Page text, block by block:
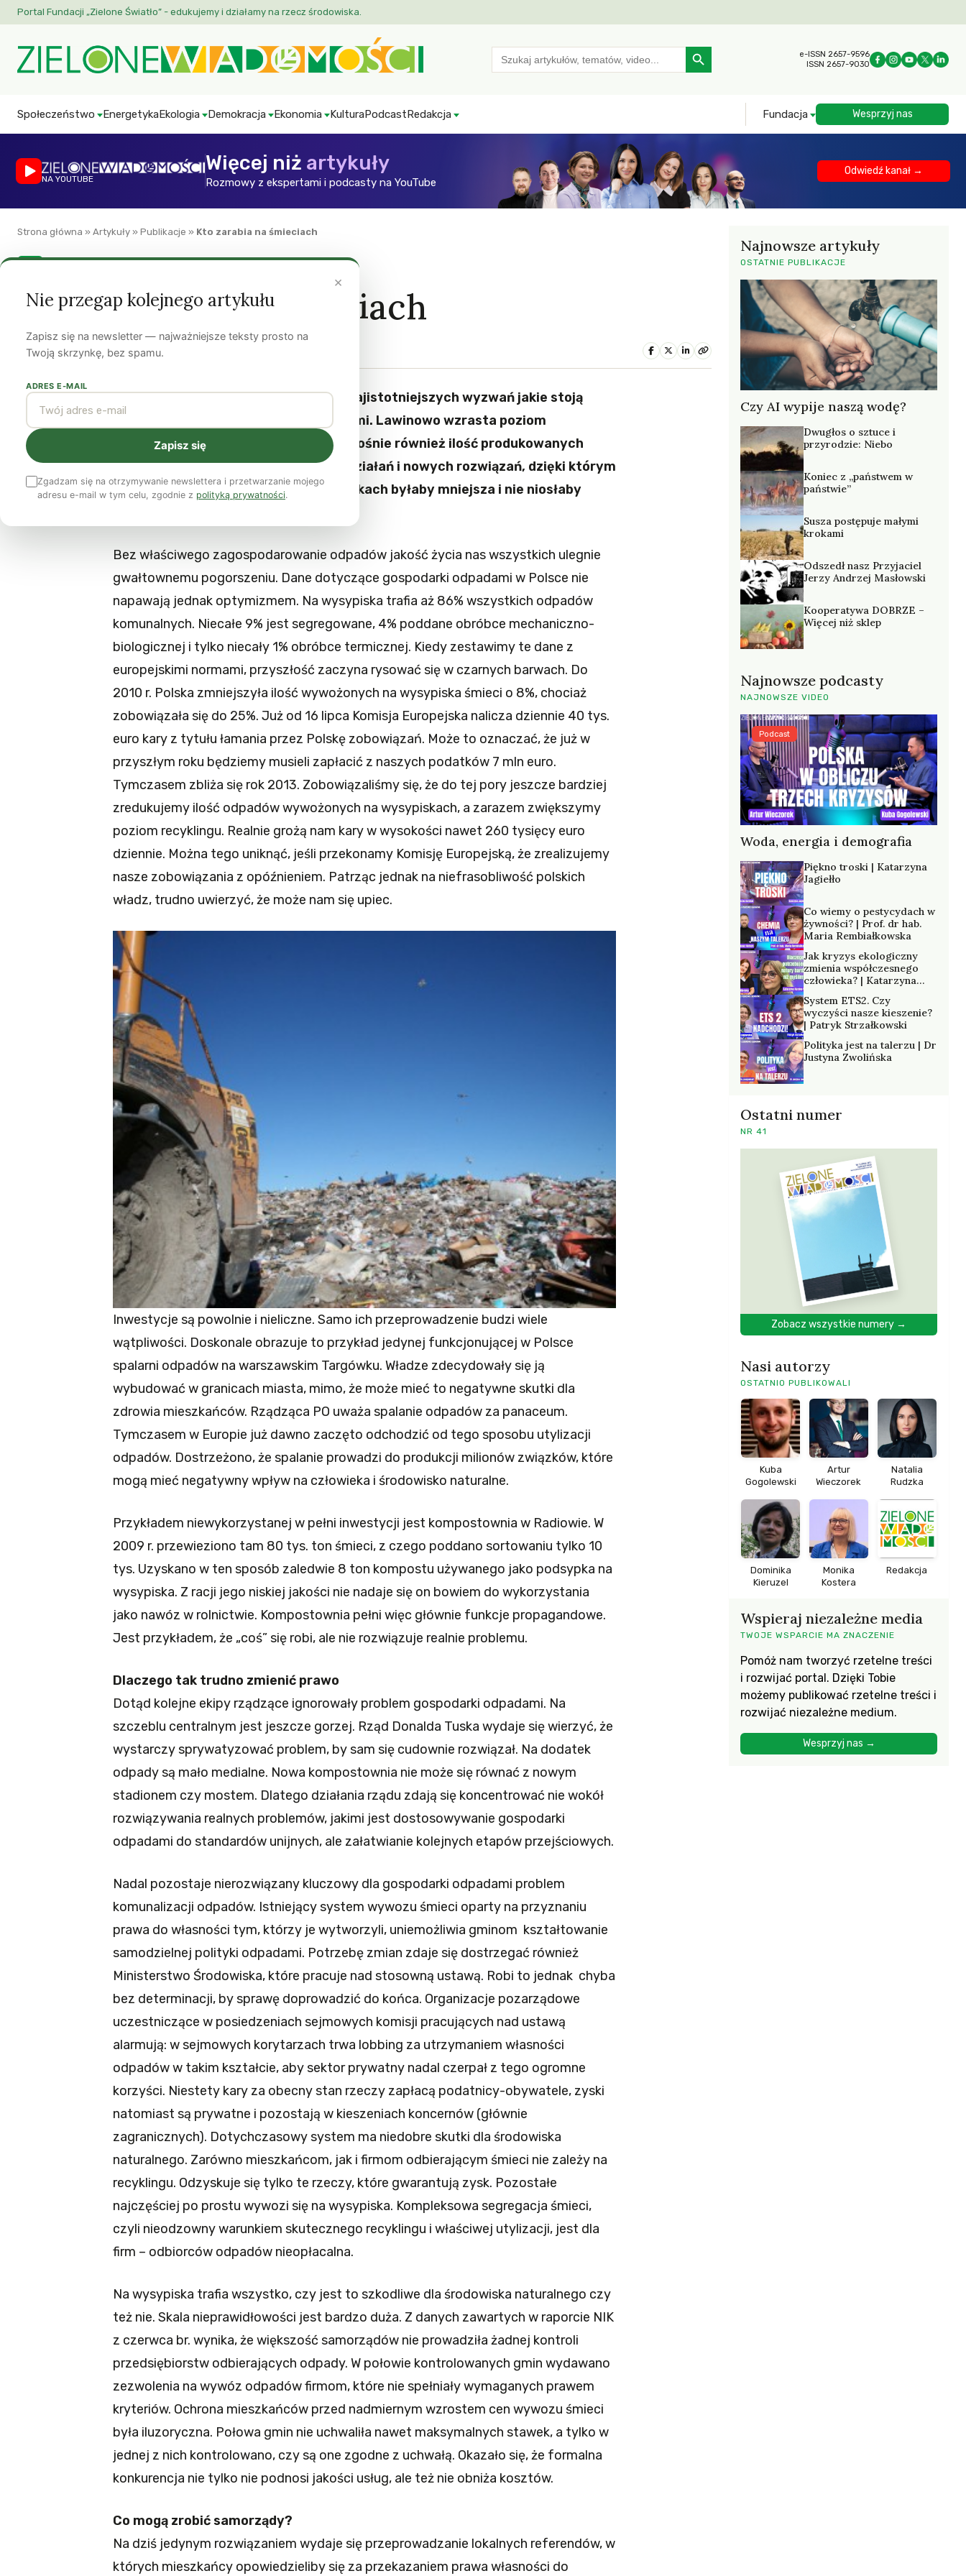
Portal Fundacji „Zielone Światło” - edukujemy i działamy na rzecz środowiska.
Search
for:
Search Button
e-ISSN 2657-9596
ISSN 2657-9030
Społeczeństwo EnergetykaEkologia Demokracja Ekonomia KulturaPodcastRedakcja Fundacja Wesprzyj nas
NA YOUTUBE
Więcej niż artykuły
Rozmowy z ekspertami i podcasty na YouTube
Odwiedź kanał →
Strona główna » Artykuły » Publikacje » Kto zarabia na śmieciach
Kto zarabia na śmieciach
Marcin Wrzos5 grudnia 20106 min czytania
Gospodarka odpadami jest jednym z najistotniejszych wyzwań jakie stoją
przed współczesnymi społeczeństwami. Lawinowo wzrasta poziom
konsumpcji i proporcjonalnie do tego rośnie również ilość produkowanych
odpadów. Potrzeba zdecydowanych działań i nowych rozwiązań, dzięki którym
ilość śmieci składowanych na wysypiskach byłaby mniejsza i nie niosłaby
Bez właściwego zagospodarowanie odpadów jakość życia nas wszystkich ulegnie
gwałtownemu pogorszeniu. Dane dotyczące gospodarki odpadami w Polsce nie
napawają jednak optymizmem. Na wysypiska trafia aż 86% wszystkich odpadów
komunalnych. Niecałe 9% jest segregowane, 4% poddane obróbce mechaniczno-
biologicznej i tylko niecały 1% obróbce termicznej. Kiedy zestawimy te dane z
europejskimi normami, przyszłość zaczyna rysować się w czarnych barwach. Do
2010 r. Polska zmniejszyła ilość wywożonych na wysypiska śmieci o 8%, chociaż
zobowiązała się do 25%. Już od 16 lipca Komisja Europejska nalicza dziennie 40 tys.
euro kary z tytułu łamania przez Polskę zobowiązań. Może to oznaczać, że już w
przyszłym roku będziemy musieli zapłacić z naszych podatków 7 mln euro.
Tymczasem zbliża się rok 2013. Zobowiązaliśmy się, że do tej pory jeszcze bardziej
zredukujemy ilość odpadów wywożonych na wysypiskach, a zarazem zwiększymy
poziom recyklingu. Realnie grożą nam kary w wysokości nawet 260 tysięcy euro
dziennie. Można tego uniknąć, jeśli przekonamy Komisję Europejską, że zrealizujemy
nasze zobowiązania z opóźnieniem. Patrząc jednak na niefrasobliwość polskich
władz, trudno uwierzyć, że może nam się upiec.
Inwestycje są powolnie i nieliczne. Samo ich przeprowadzenie budzi wiele
wątpliwości. Doskonale obrazuje to przykład jedynej funkcjonującej w Polsce
spalarni odpadów na warszawskim Targówku. Władze zdecydowały się ją
wybudować w granicach miasta, mimo, że może mieć to negatywne skutki dla
zdrowia mieszkańców. Rządząca PO uważa spalanie odpadów za panaceum.
Tymczasem w Europie już dawno zaczęto odchodzić od tego sposobu utylizacji
odpadów. Dostrzeżono, że spalanie prowadzi do produkcji milionów związków, które
mogą mieć negatywny wpływ na człowieka i środowisko naturalne.
Przykładem niewykorzystanej w pełni inwestycji jest kompostownia w Radiowie. W
2009 r. przewieziono tam 80 tys. ton śmieci, z czego poddano sortowaniu tylko 10
tys. Uzyskano w ten sposób zaledwie 8 ton kompostu używanego jako podsypka na
wysypiska. Z racji jego niskiej jakości nie nadaje się on bowiem do wykorzystania
jako nawóz w rolnictwie. Kompostownia pełni więc głównie funkcje propagandowe.
Jest przykładem, że „coś” się robi, ale nie rozwiązuje realnie problemu.
Dlaczego tak trudno zmienić prawo
Dotąd kolejne ekipy rządzące ignorowały problem gospodarki odpadami. Na
szczeblu centralnym jest jeszcze gorzej. Rząd Donalda Tuska wydaje się wierzyć, że
wystarczy sprywatyzować problem, by sam się cudownie rozwiązał. Na dodatek
odpady są mało medialne. Nowa kompostownia nie może się równać z nowym
stadionem czy mostem. Dlatego działania rządu zdają się koncentrować nie wokół
rozwiązywania realnych problemów, jakimi jest dostosowywanie gospodarki
odpadami do standardów unijnych, ale załatwianie kolejnych etapów przejściowych.
Nadal pozostaje nierozwiązany kluczowy dla gospodarki odpadami problem
komunalizacji odpadów. Istniejący system wywozu śmieci oparty na przyznaniu
prawa do własności tym, którzy je wytworzyli, uniemożliwia gminom kształtowanie
samodzielnej polityki odpadami. Potrzebę zmian zdaje się dostrzegać również
Ministerstwo Środowiska, które pracuje nad stosowną ustawą. Robi to jednak chyba
bez determinacji, by sprawę doprowadzić do końca. Organizacje pozarządowe
uczestniczące w posiedzeniach sejmowych komisji pracujących nad ustawą
alarmują: w sejmowych korytarzach trwa lobbing za utrzymaniem własności
odpadów w takim kształcie, aby sektor prywatny nadal czerpał z tego ogromne
korzyści. Niestety kary za obecny stan rzeczy zapłacą podatnicy-obywatele, zyski
natomiast są prywatne i pozostają w kieszeniach koncernów (głównie
zagranicznych). Dotychczasowy system ma niedobre skutki dla środowiska
naturalnego. Zarówno mieszkańcom, jak i firmom odbierającym śmieci nie zależy na
recyklingu. Odzyskuje się tylko te rzeczy, które gwarantują zysk. Pozostałe
najczęściej po prostu wywozi się na wysypiska. Kompleksowa segregacja śmieci,
czyli nieodzowny warunkiem skutecznego recyklingu i właściwej utylizacji, jest dla
firm – odbiorców odpadów nieopłacalna.
Na wysypiska trafia wszystko, czy jest to szkodliwe dla środowiska naturalnego czy
też nie. Skala nieprawidłowości jest bardzo duża. Z danych zawartych w raporcie NIK
z czerwca br. wynika, że większość samorządów nie prowadziła żadnej kontroli
przedsiębiorstw odbierających odpady. W połowie kontrolowanych gmin wydawano
zezwolenia na wywóz odpadów firmom, które nie spełniały wymaganych prawem
kryteriów. Ochrona mieszkańców przed nadmiernym wzrostem cen wywozu śmieci
była iluzoryczna. Połowa gmin nie uchwaliła nawet maksymalnych stawek, a tylko w
jednej z nich kontrolowano, czy są one zgodne z uchwałą. Okazało się, że formalna
konkurencja nie tylko nie podnosi jakości usług, ale też nie obniża kosztów.
Co mogą zrobić samorządy?
Na dziś jedynym rozwiązaniem wydaje się przeprowadzanie lokalnych referendów, w
których mieszkańcy opowiedzieliby się za przekazaniem prawa własności do
Najnowsze artykuły
OSTATNIE PUBLIKACJE
Czy AI wypije naszą wodę?
Dwugłos o sztuce i
przyrodzie: Niebo
Koniec z „państwem w
państwie”
Susza postępuje małymi
krokami
Odszedł nasz Przyjaciel
Jerzy Andrzej Masłowski
Kooperatywa DOBRZE –
Więcej niż sklep
Najnowsze podcasty
NAJNOWSZE VIDEO
Woda, energia i demografia
Podcast
Piękno troski | Katarzyna
Jagiełło
Co wiemy o pestycydach w
żywności? | Prof. dr hab.
Maria Rembiałkowska
Jak kryzys ekologiczny
zmienia współczesnego
człowieka? | Katarzyna
System ETS2. Czy
wyczyści nasze kieszenie?
| Patryk Strzałkowski
Polityka jest na talerzu | Dr
Justyna Zwolińska
Ostatni numer
NR 41
Zobacz wszystkie numery →
Nasi autorzy
OSTATNIO PUBLIKOWALI
Kuba
Gogolewski
Artur
Wieczorek
Natalia
Rudzka
Dominika
Kieruzel
Monika
Kostera
Redakcja
Wspieraj niezależne media
TWOJE WSPARCIE MA ZNACZENIE
Pomóż nam tworzyć rzetelne treści
i rozwijać portal. Dzięki Tobie
możemy publikować rzetelne treści i
rozwijać niezależne medium.
Wesprzyj nas →
×
Nie przegap kolejnego artykułu
Zapisz się na newsletter — najważniejsze teksty prosto na
Twoją skrzynkę, bez spamu.
ADRES E-MAIL
Zapisz się
Zgadzam się na otrzymywanie newslettera i przetwarzanie mojego
adresu e-mail w tym celu, zgodnie z polityką prywatności.